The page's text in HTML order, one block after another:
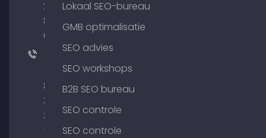
204
801
64
+49
89
380
375
Lokaal SEO-bureau
GMB optimalisatie
SEO advies
SEO workshops
B2B SEO bureau
SEO controle
SEO controle